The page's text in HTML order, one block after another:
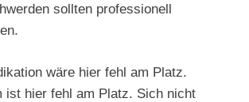
sollten professionell
wäre hier fehl am Platz.
ist hier fehl am Platz. Sich nicht